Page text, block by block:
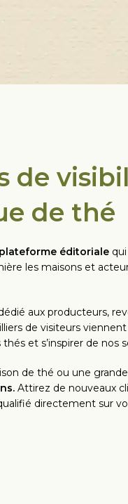
de
de thé
éditoriale
les maisons et
aux producteurs,
de visiteurs
et s’inspirer de nos
de thé ou une
Attirez de nouveaux
directement sur